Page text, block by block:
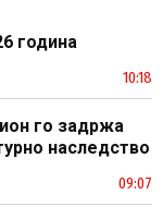
година
10:18
го задржа
наследство
09:07